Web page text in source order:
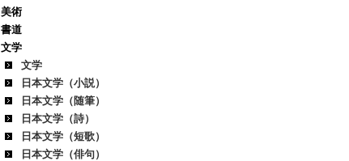
美術
書道
文学
文学
日本文学（小説）
日本文学（随筆）
日本文学（詩）
日本文学（短歌）
日本文学（俳句）